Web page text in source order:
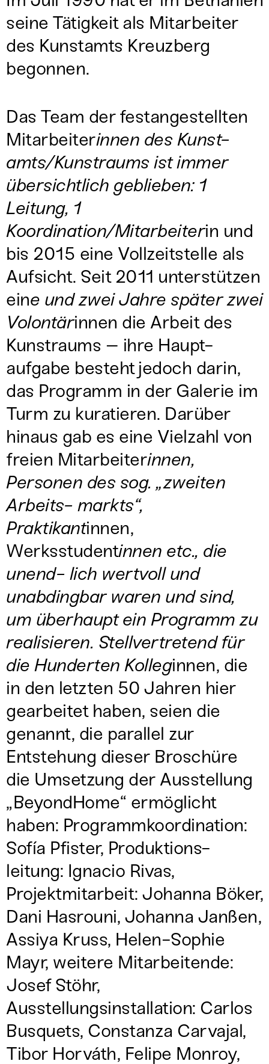
seine Tätigkeit als Mitarbeiter
des Kunstamts Kreuzberg
begonnen.
Das Team der festangestellten
Mitarbeiterinnen des Kunst-
amts/Kunstraums ist immer
übersichtlich geblieben: 1
Leitung, 1
Koordination/Mitarbeiterin und
bis 2015 eine Vollzeitstelle als
Aufsicht. Seit 2011 unterstützen
eine und zwei Jahre später zwei
Volontärinnen die Arbeit des
Kunstraums – ihre Haupt-
aufgabe besteht jedoch darin,
das Programm in der Galerie im
Turm zu kuratieren. Darüber
hinaus gab es eine Vielzahl von
freien Mitarbeiterinnen,
Personen des sog. „zweiten
Arbeits- markts“,
Praktikantinnen,
Werksstudentinnen etc., die
unend- lich wertvoll und
unabdingbar waren und sind,
um überhaupt ein Programm zu
realisieren. Stellvertretend für
die Hunderten Kolleginnen, die
in den letzten 50 Jahren hier
gearbeitet haben, seien die
genannt, die parallel zur
Entstehung dieser Broschüre
die Umsetzung der Ausstellung
„BeyondHome“ ermöglicht
haben: Programmkoordination:
Sofía Pfister, Produktions-
leitung: Ignacio Rivas,
Projektmitarbeit: Johanna Böker,
Dani Hasrouni, Johanna Janßen,
Assiya Kruss, Helen-Sophie
Mayr, weitere Mitarbeitende:
Josef Stöhr,
Ausstellungsinstallation: Carlos
Busquets, Constanza Carvajal,
Tibor Horváth, Felipe Monroy,